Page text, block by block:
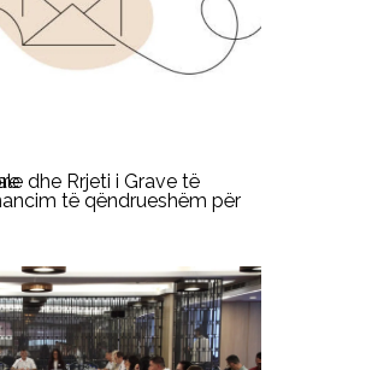
dhe Rrjeti i Grave të
të qëndrueshëm për